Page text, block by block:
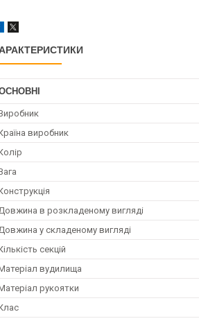
виробник
в розкладеному вигляді
у складеному вигляді
секцій
вудилища
рукоятки